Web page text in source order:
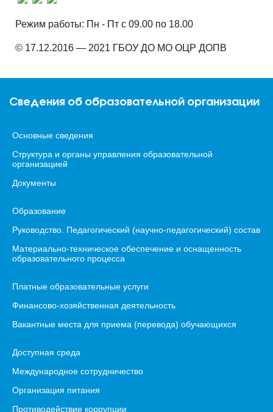
Режим работы: Пн - Пт с 09.00 по 18.00
© 17.12.2016 — 2021 ГБОУ ДО МО ОЦР ДОПВ
Сведения об образовательной организации
Основные сведения
Структура и органы управления образовательной
организацией
Документы
Образование
Руководство. Педагогический (научно-педагогический) состав
Материально-техническое обеспечение и оснащенность
образовательного процесса
Платные образовательные услуги
Финансово-хозяйственная деятельность
Вакантные места для приема (перевода) обучающихся
Доступная среда
Международное сотрудничество
Организация питания
Противодействие коррупции